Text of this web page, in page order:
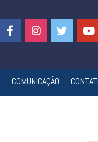
COMUNICAÇÃO